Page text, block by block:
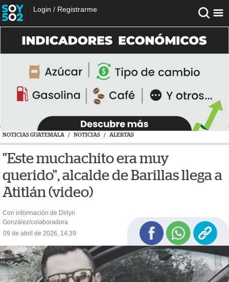
Login / Registrarme
NOTICIAS GUATEMALA / NOTICIAS / ALERTAS
"Este muchachito era muy
querido", alcalde de Barillas llega a
Atitlán (video)
Con información de Dirlyn
González/colaboradora
09 de abril de 2026, 14:39